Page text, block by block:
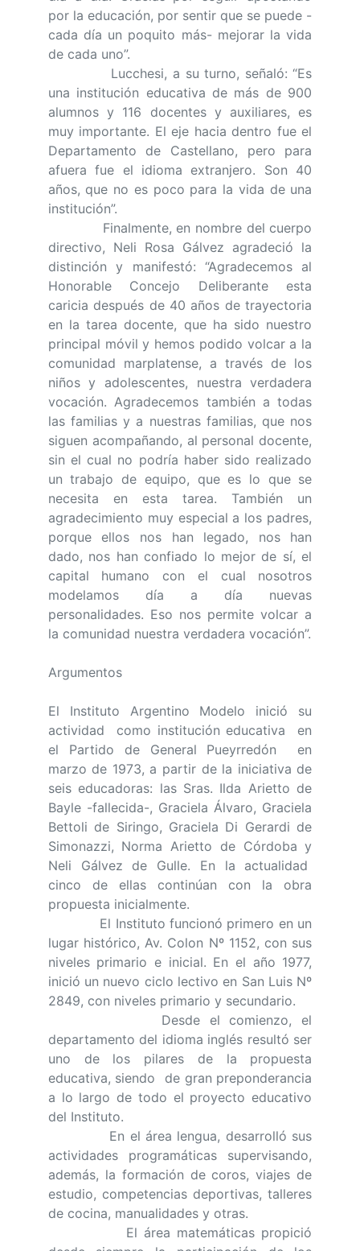
por la educación, por sentir que se puede -
cada día un poquito más- mejorar la vida
de cada uno”.
Lucchesi, a su turno, señaló: “Es
una institución educativa de más de 900
alumnos y 116 docentes y auxiliares, es
muy importante. El eje hacia dentro fue el
Departamento de Castellano, pero para
afuera fue el idioma extranjero. Son 40
años, que no es poco para la vida de una
institución”.
Finalmente, en nombre del cuerpo
directivo, Neli Rosa Gálvez agradeció la
distinción y manifestó: “Agradecemos al
Honorable Concejo Deliberante esta
caricia después de 40 años de trayectoria
en la tarea docente, que ha sido nuestro
principal móvil y hemos podido volcar a la
comunidad marplatense, a través de los
niños y adolescentes, nuestra verdadera
vocación. Agradecemos también a todas
las familias y a nuestras familias, que nos
siguen acompañando, al personal docente,
sin el cual no podría haber sido realizado
un trabajo de equipo, que es lo que se
necesita en esta tarea. También un
agradecimiento muy especial a los padres,
porque ellos nos han legado, nos han
dado, nos han confiado lo mejor de sí, el
capital humano con el cual nosotros
modelamos día a día nuevas
personalidades. Eso nos permite volcar a
la comunidad nuestra verdadera vocación”.
Argumentos
El Instituto Argentino Modelo inició su
actividad como institución educativa en
el Partido de General Pueyrredón en
marzo de 1973, a partir de la iniciativa de
seis educadoras: las Sras. Ilda Arietto de
Bayle -fallecida-, Graciela Álvaro, Graciela
Bettoli de Siringo, Graciela Di Gerardi de
Simonazzi, Norma Arietto de Córdoba y
Neli Gálvez de Gulle. En la actualidad
cinco de ellas continúan con la obra
propuesta inicialmente.
El Instituto funcionó primero en un
lugar histórico, Av. Colon Nº 1152, con sus
niveles primario e inicial. En el año 1977,
inició un nuevo ciclo lectivo en San Luis Nº
2849, con niveles primario y secundario.
Desde el comienzo, el
departamento del idioma inglés resultó ser
uno de los pilares de la propuesta
educativa, siendo de gran preponderancia
a lo largo de todo el proyecto educativo
del Instituto.
En el área lengua, desarrolló sus
actividades programáticas supervisando,
además, la formación de coros, viajes de
estudio, competencias deportivas, talleres
de cocina, manualidades y otras.
El área matemáticas propició